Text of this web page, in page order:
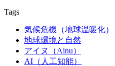
Tags
気候危機（地球温暖化）
地球環境と自然
アイヌ（Ainu）
AI（人工知能）